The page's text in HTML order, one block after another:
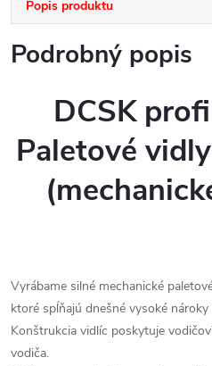
Popis produktu
Podrobný popis
DCSK
Paletové
Vyrábame silné mechanické
ktoré spĺňajú dnešné vysoké
Konštrukcia vidlíc poskytuje
vodiča.